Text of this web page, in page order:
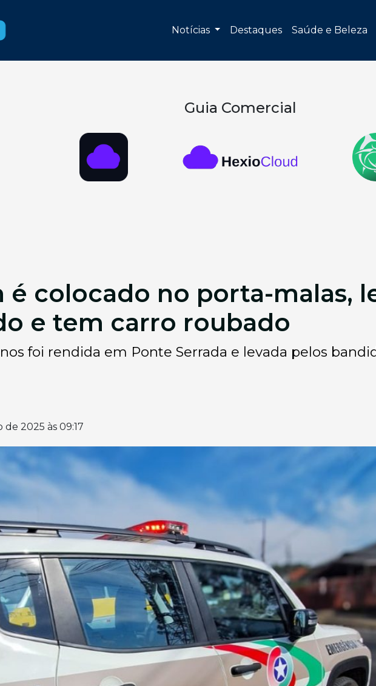
Notícias Destaques Saúde e Beleza
Guia Comercial
é colocado no porta-malas,
e tem carro roubado
foi rendida em Ponte Serrada e levada pelos
de 2025 às 09:17